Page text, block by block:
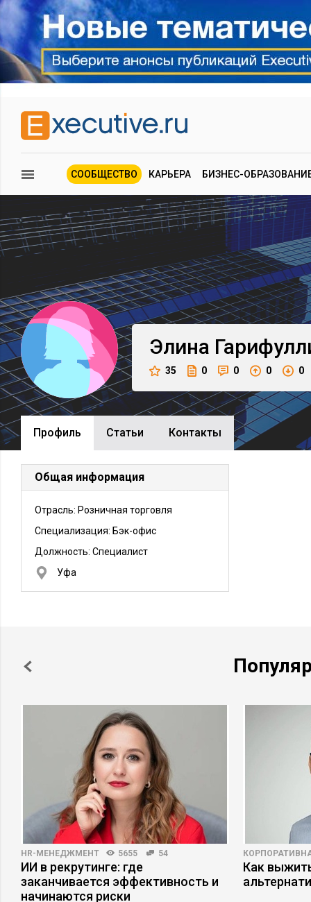
СООБЩЕСТВО КАРЬЕРА БИЗНЕС-
Элина
35 0 0 0 0
Профиль Cтатьи Контакты
Общая информация
Отрасль: Розничная торговля
Специализация: Бэк-офис
Должность: Специалист
Уфа
HR-МЕНЕДЖМЕНТ 5655 54
ИИ в рекрутинге: где
заканчивается эффективность и
начинаются риски
Как